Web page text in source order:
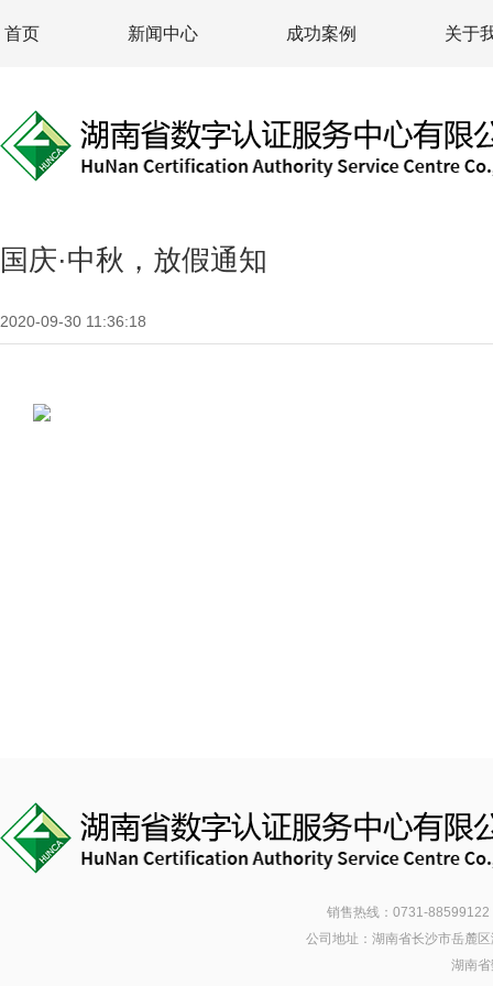
首页 新闻中心 成功案例 关于
国庆·中秋，放假通知
2020-09-30 11:36:18
销售热线：0731-
公司地址：湖南省长沙市岳麓
湖南